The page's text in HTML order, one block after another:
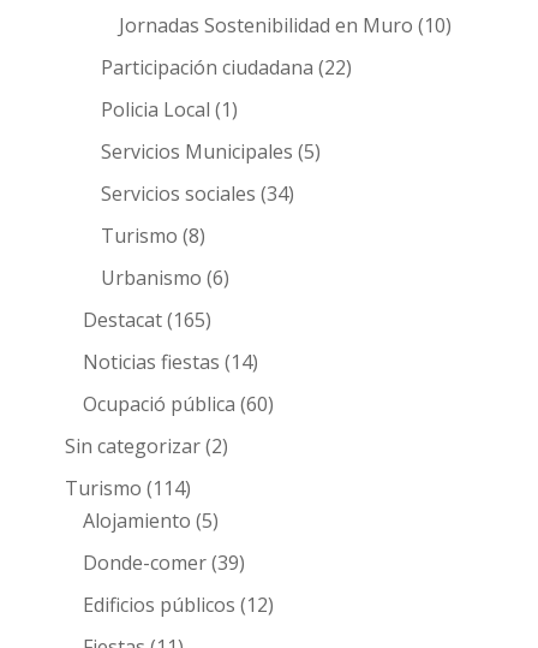
Jornadas Sostenibilidad en Muro (10)
Participación ciudadana (22)
Policia Local (1)
Servicios Municipales (5)
Servicios sociales (34)
Turismo (8)
Urbanismo (6)
Destacat(165)
Noticias fiestas (14)
Ocupació pública (60)
Sin categorizar(2)
Turismo (114)
Alojamiento (5)
Donde-comer(39)
Edificios públicos (12)